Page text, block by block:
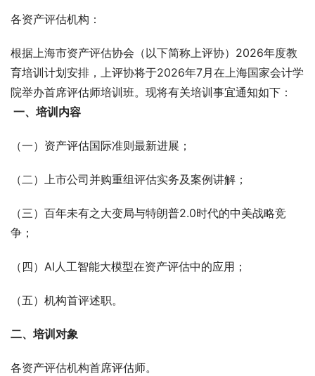
各资产评估机构：
根据上海市资产评估协会（以下简称上评协）2026年度教
育培训计划安排，上评协将于2026年7月在上海国家会计学
院举办首席评估师培训班。现将有关培训事宜通知如下：
一、培训内容
（一）资产评估国际准则最新进展；
（二）上市公司并购重组评估实务及案例讲解；
（三）百年未有之大变局与特朗普2.0时代的中美战略竞
争；
（四）AI人工智能大模型在资产评估中的应用；
（五）机构首评述职。
二、培训对象
各资产评估机构首席评估师。